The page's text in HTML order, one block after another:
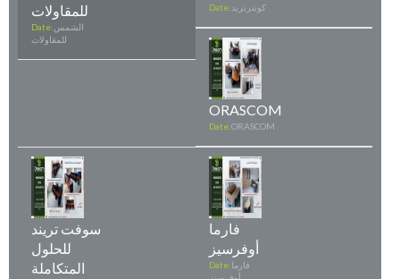
للمقاولات
Date:الشمس
للمقاولات
Date: كونترتريد
ORASCOM
Date:ORASCOM
سوفت تريند
للحلول
المتكاملة
فارما
أوفرسيز
Date:فارما